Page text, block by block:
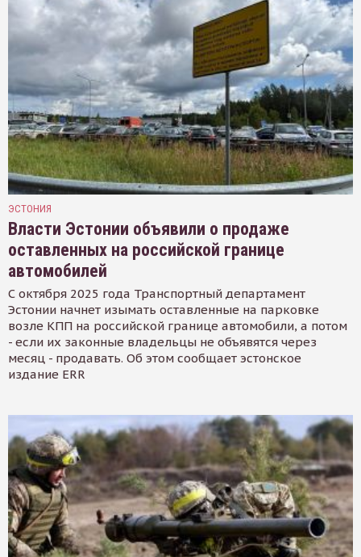
ЭСТОНИЯ
Власти Эстонии объявили о продаже
оставленных на российской границе
автомобилей
С октября 2025 года Транспортный департамент
Эстонии начнет изымать оставленные на парковке
возле КПП на российской границе автомобили, а потом
- если их законные владельцы не объявятся через
месяц - продавать. Об этом сообщает эстонское
издание ERR